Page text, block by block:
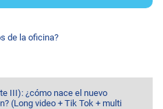
de la oficina?
III): ¿cómo nace el nuevo
(Long video + Tik Tok + multi